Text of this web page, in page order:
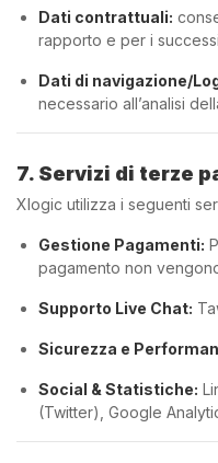
Dati contrattuali:
rapporto e per i
Dati di navigazione/
necessario all’analisi
7. Servizi di terze
Xlogic utilizza i seguenti
Gestione Pagamenti:
pagamento non
Supporto Live Chat:
Sicurezza e
Social & Statistiche:
(Twitter), Google